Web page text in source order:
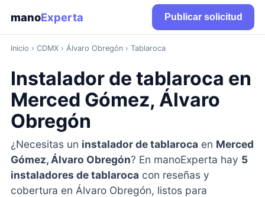
manoExperta Publicar solicitud
Inicio › CDMX› Álvaro Obregón › Tablaroca
Instalador de tablaroca en
Merced Gómez, Álvaro
Obregón
¿Necesitas un instalador de tablaroca en Merced
Gómez, Álvaro Obregón? En manoExperta hay 5
instaladores de tablaroca con reseñas y
cobertura en Álvaro Obregón, listos para